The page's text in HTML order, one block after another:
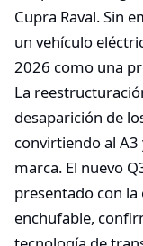
Cupra Raval. Sin
un vehículo
2026 como una
La
desaparición de
convirtiendo al A3
marca. El nuevo
presentado con
enchufable,